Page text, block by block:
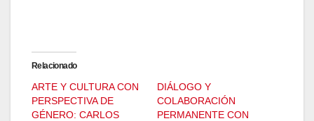
Relacionado
ARTE Y CULTURA CON
PERSPECTIVA DE
GÉNERO: CARLOS
DIÁLOGO Y
COLABORACIÓN
PERMANENTE CON